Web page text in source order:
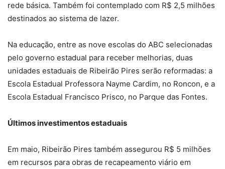
rede básica. Também foi contemplado com R$ 2,5 milhões
destinados ao sistema de lazer.
Na educação, entre as nove escolas do ABC selecionadas
pelo governo estadual para receber melhorias, duas
unidades estaduais de Ribeirão Pires serão reformadas: a
Escola Estadual Professora Nayme Cardim, no Roncon, e a
Escola Estadual Francisco Prisco, no Parque das Fontes.
Últimos investimentos estaduais
Em maio, Ribeirão Pires também assegurou R$ 5 milhões
em recursos para obras de recapeamento viário em